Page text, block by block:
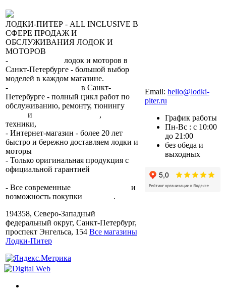
ЛОДКИ-ПИТЕР - ALL INCLUSIVE В
СФЕРЕ ПРОДАЖ И
ОБСЛУЖИВАНИЯ ЛОДОК И
МОТОРОВ
-
лодок и моторов в
Санкт-Петербурге - большой выбор
моделей в каждом магазине.
-
в Санкт-
Петербурге - полный цикл работ по
обслуживанию, ремонту, тюнингу
и ,
техники,
- Интернет-магазин - более 20 лет
быстро и бережно доставляем лодки и
моторы
- Только оригинальная продукция с
официальной гарантией
- Все современные
и
возможность покупки
.
194358, Северо-Западный
федеральный округ, Санкт-Петербург,
проспект Энгельса, 154 Все магазины
Лодки-Питер
Email: hello@lodki-
piter.ru
График работы
Пн-Вс : с 10:00
до 21:00
без обеда и
выходных